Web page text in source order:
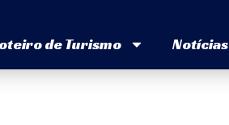
de Turismo Notícias